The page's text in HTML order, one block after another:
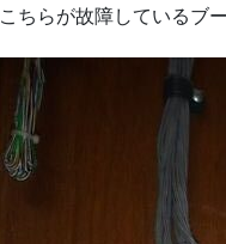
こちらが故障しているブ